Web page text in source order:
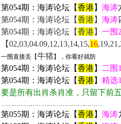
第054期：海涛论坛【香港 】 海涛
第054期：海涛论坛【香港 】 海涛
第054期：海涛论坛【香港 】 一围
【02,03,04.09,12,13,14,15,16
一围直接丢【牛猪】，你看好就防
第054期：海涛论坛【香港 】
二围
第054期：海涛论坛【香港 】 精选
要是所有出肖杀肖准，只留下前
……………………………………………
第055期：海涛论坛【香港 】 海涛